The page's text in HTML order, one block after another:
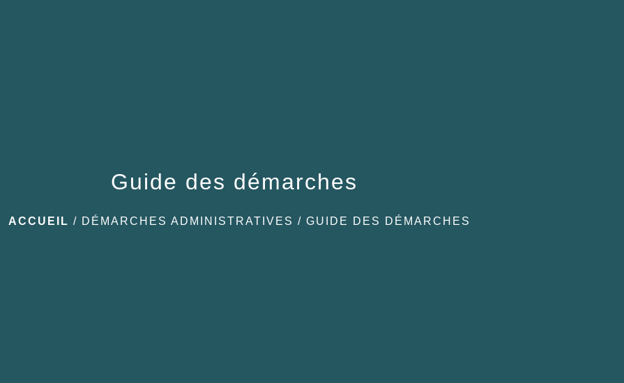
Guide des démarches
ACCUEIL / DÉMARCHES ADMINISTRATIVES /GUIDE DES DÉMARCHES